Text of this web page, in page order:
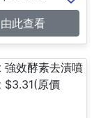
由此查看